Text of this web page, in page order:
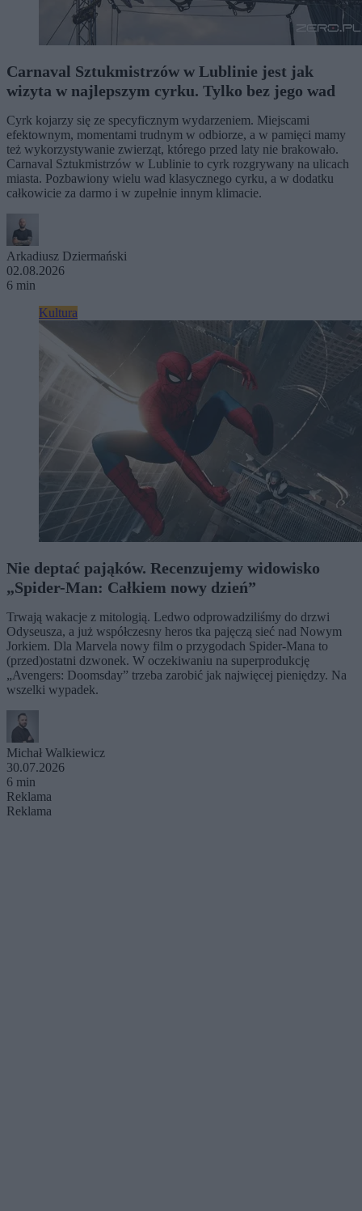
Carnaval Sztukmistrzów w Lublinie jest jak
wizyta w najlepszym cyrku. Tylko bez jego wad
Cyrk kojarzy się ze specyficznym wydarzeniem. Miejscami
efektownym, momentami trudnym w odbiorze, a w pamięci mamy
też wykorzystywanie zwierząt, którego przed laty nie brakowało.
Carnaval Sztukmistrzów w Lublinie to cyrk rozgrywany na ulicach
miasta. Pozbawiony wielu wad klasycznego cyrku, a w dodatku
całkowicie za darmo i w zupełnie innym klimacie.
Arkadiusz Dziermański
02.08.2026
6 min
Kultura
Nie deptać pająków. Recenzujemy widowisko
„Spider-Man: Całkiem nowy dzień”
Trwają wakacje z mitologią. Ledwo odprowadziliśmy do drzwi
Odyseusza, a już współczesny heros tka pajęczą sieć nad Nowym
Jorkiem. Dla Marvela nowy film o przygodach Spider-Mana to
(przed)ostatni dzwonek. W oczekiwaniu na superprodukcję
„Avengers: Doomsday” trzeba zarobić jak najwięcej pieniędzy. Na
wszelki wypadek.
Michał Walkiewicz
30.07.2026
6 min
Reklama
Reklama